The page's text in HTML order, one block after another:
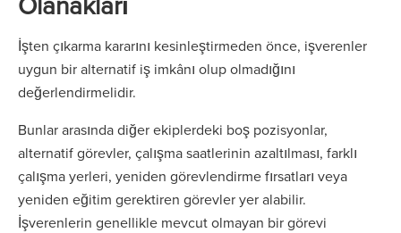
İşten çıkarma kararını kesinleştirmeden önce, işverenler
uygun bir alternatif iş imkânı olup olmadığını
değerlendirmelidir.
Bunlar arasında diğer ekiplerdeki boş pozisyonlar,
alternatif görevler, çalışma saatlerinin azaltılması, farklı
çalışma yerleri, yeniden görevlendirme fırsatları veya
yeniden eğitim gerektiren görevler yer alabilir.
İşverenlerin genellikle mevcut olmayan bir görevi